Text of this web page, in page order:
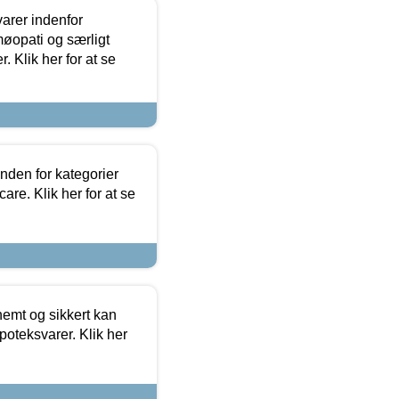
indenfor
og særligt
Klik her for at se
for kategorier
Klik her for at se
og sikkert kan
Klik her